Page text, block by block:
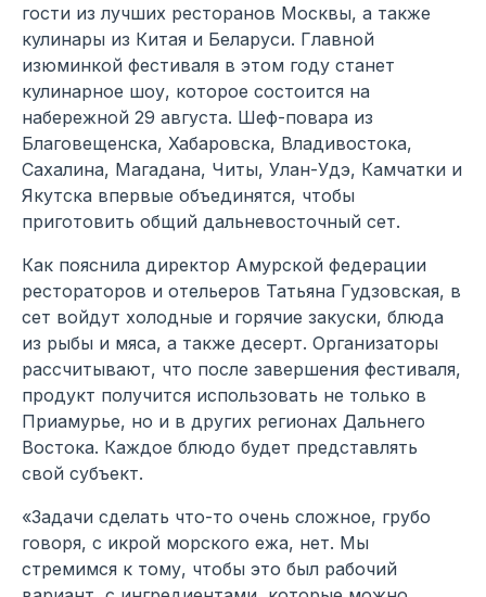
гости из лучших ресторанов Москвы, а также
кулинары из Китая и Беларуси. Главной
изюминкой фестиваля в этом году станет
кулинарное шоу, которое состоится на
набережной 29 августа. Шеф-повара из
Благовещенска, Хабаровска, Владивостока,
Сахалина, Магадана, Читы, Улан-Удэ, Камчатки и
Якутска впервые объединятся, чтобы
приготовить общий дальневосточный сет.
Как пояснила директор Амурской федерации
рестораторов и отельеров Татьяна Гудзовская, в
сет войдут холодные и горячие закуски, блюда
из рыбы и мяса, а также десерт. Организаторы
рассчитывают, что после завершения фестиваля,
продукт получится использовать не только в
Приамурье, но и в других регионах Дальнего
Востока. Каждое блюдо будет представлять
свой субъект.
«Задачи сделать что-то очень сложное, грубо
говоря, с икрой морского ежа, нет. Мы
стремимся к тому, чтобы это был рабочий